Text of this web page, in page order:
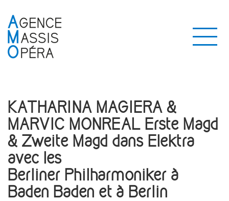
KATHARINA MAGIERA &
MARVIC MONREAL Erste Magd
& Zweite Magd dans Elektra
avec les
Berliner Philharmoniker à
Baden Baden et à Berlin